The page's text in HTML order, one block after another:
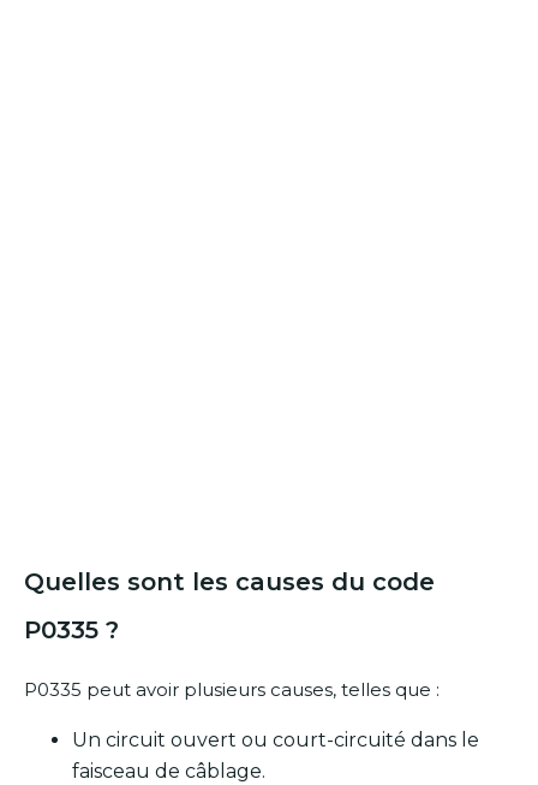
Quelles sont les causes du code
P0335 ?
P0335 peut avoir plusieurs causes, telles que :
Un circuit ouvert ou court-circuité dans le
faisceau de câblage.